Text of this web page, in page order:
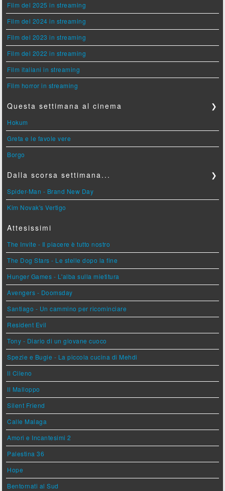
Film del 2025 in streaming
Film del 2024 in streaming
Film del 2023 in streaming
Film del 2022 in streaming
Film italiani in streaming
Film horror in streaming
Questa settimana al cinema ❯
Hokum
Greta e le favole vere
Borgo
Dalla scorsa settimana... ❯
Spider-Man - Brand New Day
Kim Novak's Vertigo
Attesissimi
The Invite - Il piacere è tutto nostro
The Dog Stars - Le stelle dopo la fine
Hunger Games - L'alba sulla mietitura
Avengers - Doomsday
Santiago - Un cammino per ricominciare
Resident Evil
Tony - Diario di un giovane cuoco
Spezie e Bugie - La piccola cucina di Mehdi
Il Cileno
Il Malloppo
Silent Friend
Calle Malaga
Amori e Incantesimi 2
Palestina 36
Hope
Bentornati al Sud